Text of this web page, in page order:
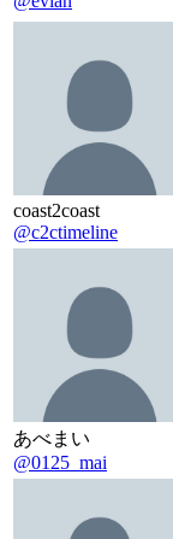
coast2coast
@c2ctimeline
あべまい
@0125_mai